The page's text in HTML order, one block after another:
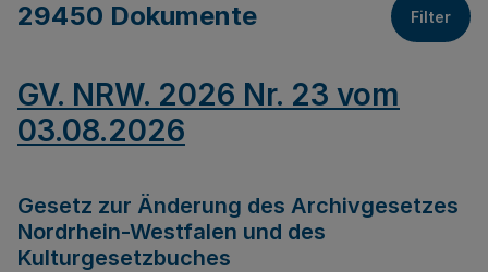
29450 Dokumente Filter
GV. NRW. 2026 Nr. 23 vom
03.08.2026
Gesetz zur Änderung des Archivgesetzes
Nordrhein-Westfalen und des
Kulturgesetzbuches